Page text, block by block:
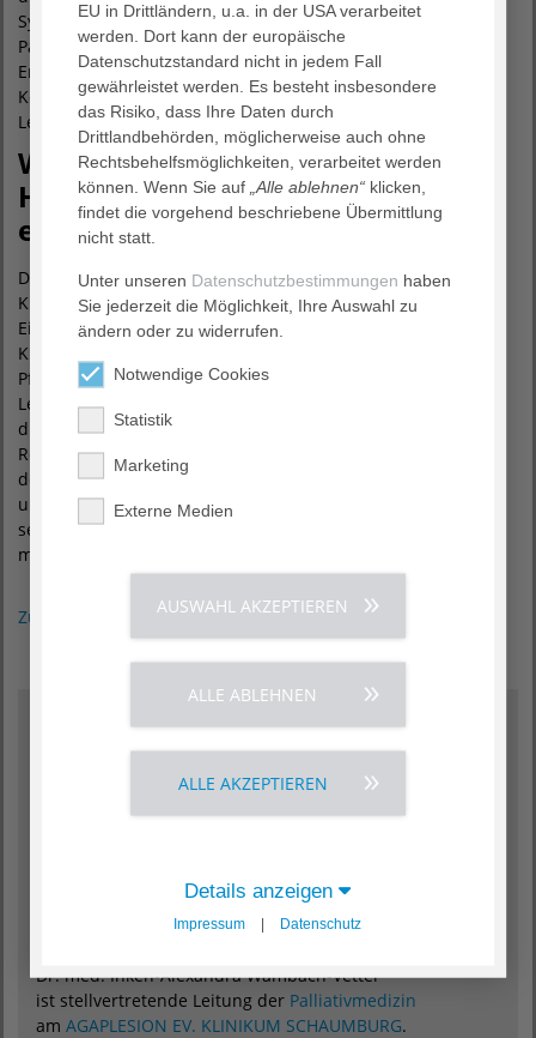
Symptome der Erkrankung zu lindern. Wir unterstützen
Patient:innen mit ihren unheilbaren, fortschreitenden
Erkrankungen, bringen unterschiedliche Symptome unter
Kontrolle, lindern Schmerzen oder versuchen die
Lebensqualität wiederherzustellen.
Was ist der Unterschied zwischen
Hospiz und der Behandlung auf
einer Palliativstation?
Die Finanzierung des Aufenthalts wird durch die
Krankenkassen und durch den krankenhausüblichen
Eigenbetrag abgedeckt. Ein Hospiz dagegen ist eine vom
Krankenhaus oder Seniorenheim unabhängige
Pflegeeinrichtung, in der Schwerstkranke mit absehbarem
Lebensende bis zu ihrem Tod betreut werden. Die
durchschnittliche Verweildauer in einem Hospiz liegt in der
Regel zwischen zwei bis vier Wochen. 95 Prozent der Kosten
des Hospiz-Aufenthalts tragen die gesetzliche Krankenkasse
und die Pflegeversicherung. Fünf Prozent trägt das Hospiz
selbst, was in der Regel durch Spenden generiert werden
muss.
Zurück zum Magazin
Unsere Expertin
Dr. med. Inken-Alexandra Wambach-Vetter
ist stellvertretende Leitung der Palliativmedizin
am AGAPLESION EV. KLINIKUM SCHAUMBURG.
EU in Drittländern, u.a. in der USA verarbeitet
werden. Dort kann der europäische
Datenschutzstandard nicht in jedem Fall
gewährleistet werden. Es besteht insbesondere
das Risiko, dass Ihre Daten durch
Drittlandbehörden, möglicherweise auch ohne
Rechtsbehelfsmöglichkeiten, verarbeitet werden
können. Wenn Sie auf „Alle ablehnen“ klicken,
findet die vorgehend beschriebene Übermittlung
nicht statt.
Unter unseren Datenschutzbestimmungen haben
Sie jederzeit die Möglichkeit, Ihre Auswahl zu
ändern oder zu widerrufen.
Notwendige Cookies
Statistik
Marketing
Externe Medien
AUSWAHL AKZEPTIEREN
ALLE ABLEHNEN
ALLE AKZEPTIEREN
Details anzeigen
Impressum | Datenschutz